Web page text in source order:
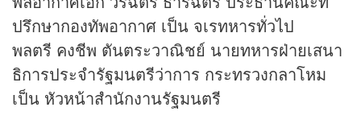
ปรึกษากองทัพอากาศ เป็น จเรทหารทั่วไป
พลตรี คงชีพ ตันตระวาณิชย์ นายทหารฝ่ายเสนา
ธิการประจํารัฐมนตรีว่าการ กระทรวงกลาโหม
เป็น หัวหน้าสํานักงานรัฐมนตรี